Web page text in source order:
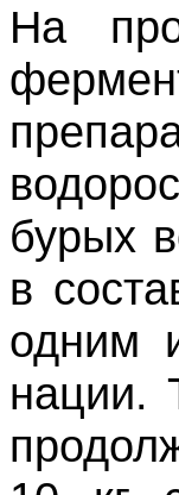
На
бурых
в
одним
нации.